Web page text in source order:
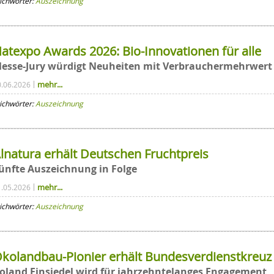
Awards 2026: Bio-Innovationen für alle
Jury würdigt Neuheiten mit Verbrauchermehrwert
mehr...
Auszeichnung
erhält Deutschen Fruchtpreis
Auszeichnung in Folge
mehr...
Auszeichnung
Pionier erhält Bundesverdienstkreuz